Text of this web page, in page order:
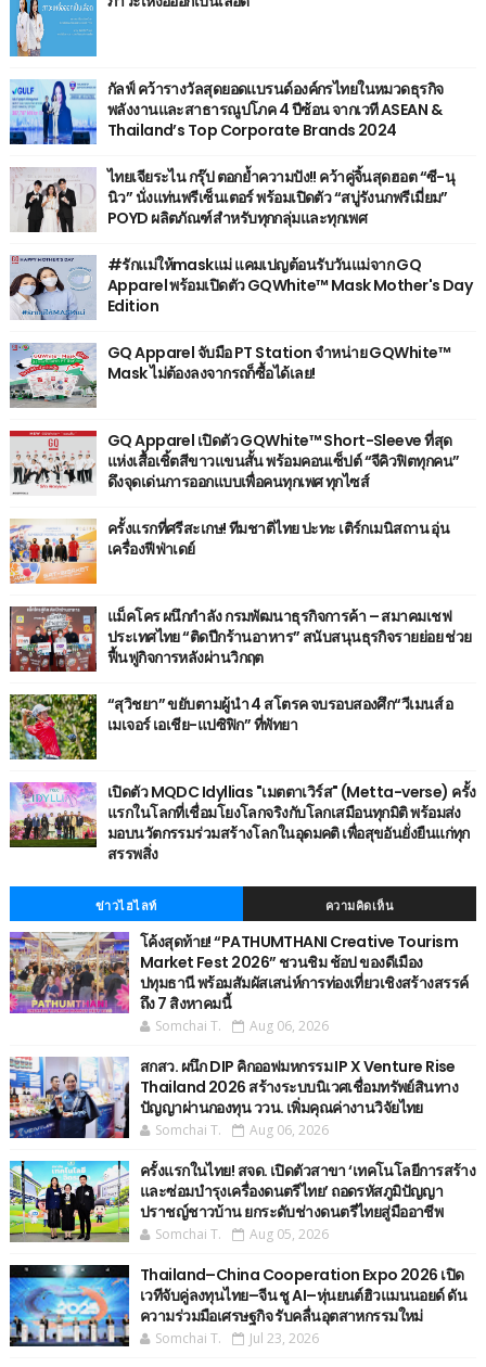
กัลฟ์ คว้ารางวัลสุดยอดแบรนด์องค์กรไทยในหมวดธุรกิจ
พลังงานและสาธารณูปโภค 4 ปีซ้อน จากเวที ASEAN &
Thailand’s Top Corporate Brands 2024
ไทยเจียระไน กรุ๊ป ตอกย้ำความปัง!! คว้าคู่จิ้นสุดฮอต “ซี-นุ
นิว” นั่งแท่นพรีเซ็นเตอร์ พร้อมเปิดตัว “สบู่รังนกพรีเมี่ยม”
POYD ผลิตภัณฑ์สำหรับทุกกลุ่มและทุกเพศ
#รักแม่ให้maskแม่ แคมเปญต้อนรับวันแม่จาก GQ
Apparel พร้อมเปิดตัว GQWhite™ Mask Mother's Day
Edition
GQ Apparel จับมือ PT Station จำหน่าย GQWhite™
Mask ไม่ต้องลงจากรถก็ซื้อได้เลย!
GQ Apparel เปิดตัว GQWhite™ Short-Sleeve ที่สุด
แห่งเสื้อเชิ้ตสีขาวแขนสั้น พร้อมคอนเซ็ปต์ “จีคิวฟิตทุกคน”
ดึงจุดเด่นการออกแบบเพื่อคนทุกเพศ ทุกไซส์
ครั้งแรกที่ศรีสะเกษ! ทีมชาติไทย ปะทะ เติร์กเมนิสถาน อุ่น
เครื่องฟีฟ่าเดย์
แม็คโคร ผนึกกำลัง กรมพัฒนาธุรกิจการค้า – สมาคมเชฟ
ประเทศไทย “ติดปีกร้านอาหาร” สนับสนุนธุรกิจรายย่อย ช่วย
ฟื้นฟูกิจการหลังผ่านวิกฤต
“สุวิชยา” ขยับตามผู้นำ 4 สโตรค จบรอบสองศึก“วีเมนส์ อ
เมเจอร์ เอเชีย-แปซิฟิก” ที่พัทยา
เปิดตัว MQDC Idyllias "เมตตาเวิร์ส" (Metta-verse) ครั้ง
แรกในโลกที่เชื่อมโยงโลกจริงกับโลกเสมือนทุกมิติ พร้อมส่ง
มอบนวัตกรรมร่วมสร้างโลกในอุดมคติ เพื่อสุขอันยั่งยืนแก่ทุก
สรรพสิ่ง
ข่าวไฮไลท์ ความคิดเห็น
โค้งสุดท้าย! “PATHUMTHANI Creative Tourism
Market Fest 2026” ชวนชิม ช้อป ของดีเมือง
ปทุมธานี พร้อมสัมผัสเสน่ห์การท่องเที่ยวเชิงสร้างสรรค์
ถึง 7 สิงหาคมนี้
Somchai T. Aug 06, 2026
สกสว. ผนึก DIP คิกออฟมหกรรม IP X Venture Rise
Thailand 2026 สร้างระบบนิเวศเชื่อมทรัพย์สินทาง
ปัญญาผ่านกองทุน ววน. เพิ่มคุณค่างานวิจัยไทย
Somchai T. Aug 06, 2026
ครั้งแรกในไทย! สจด. เปิดตัวสาขา ‘เทคโนโลยีการสร้าง
และซ่อมบำรุงเครื่องดนตรีไทย’ ​ถอดรหัสภูมิปัญญา
ปราชญ์ชาวบ้าน ยกระดับช่างดนตรีไทยสู่มืออาชีพ
Somchai T. Aug 05, 2026
Thailand–China Cooperation Expo 2026 เปิด
เวทีจับคู่ลงทุนไทย–จีน ชู AI–หุ่นยนต์ฮิวแมนนอยด์ ดัน
ความร่วมมือเศรษฐกิจ รับคลื่นอุตสาหกรรมใหม่
Somchai T. Jul 23, 2026